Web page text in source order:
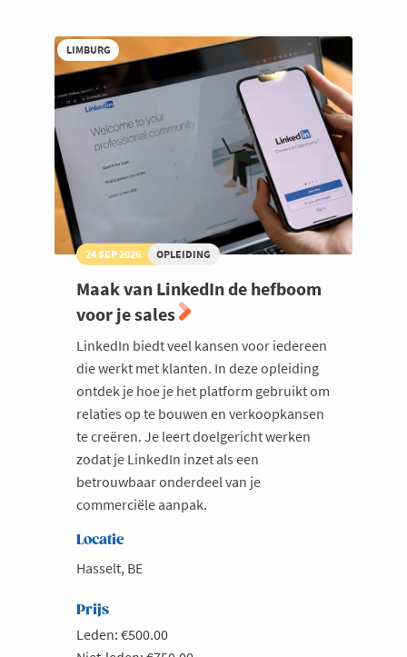
kosten:
Inleiding
tot
Value
Based
Pricing
in
B2B
LIMBURG
24 SEP 2026 OPLEIDING
Maak van LinkedIn de hefboom
voor je sales
LinkedIn biedt veel kansen voor iedereen
die werkt met klanten. In deze opleiding
ontdek je hoe je het platform gebruikt om
relaties op te bouwen en verkoopkansen
te creëren. Je leert doelgericht werken
zodat je LinkedIn inzet als een
betrouwbaar onderdeel van je
commerciële aanpak.
Locatie
Hasselt, BE
Prijs
Leden: €500.00